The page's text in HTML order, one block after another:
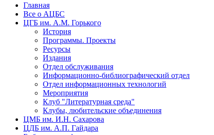
Главная
Все о АЦБС
ЦГБ им. А.М. Горького
История
Программы. Проекты
Ресурсы
Издания
Отдел обслуживания
Информационно-библиографический отдел
Отдел информационных технологий
Мероприятия
Клуб "Литературная среда"
Клубы, любительские объединения
ЦМБ им. И.Н. Сахарова
ЦДБ им. А.П. Гайдара